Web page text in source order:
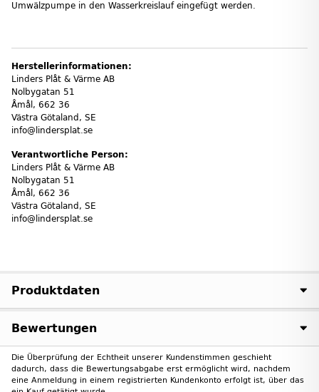
Umwälzpumpe in den Wasserkreislauf eingefügt werden.
Herstellerinformationen:
Linders Plåt & Värme AB
Nolbygatan 51
Åmål, 662 36
Västra Götaland, SE
info@lindersplat.se
Verantwortliche Person:
Linders Plåt & Värme AB
Nolbygatan 51
Åmål, 662 36
Västra Götaland, SE
info@lindersplat.se
Produktdaten
Bewertungen
Die Überprüfung der Echtheit unserer Kundenstimmen geschieht
dadurch, dass die Bewertungsabgabe erst ermöglicht wird, nachdem
eine Anmeldung in einem registrierten Kundenkonto erfolgt ist, über das